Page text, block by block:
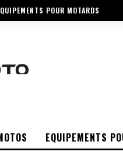
POUR MOTARDS
EQUIPEMENTS